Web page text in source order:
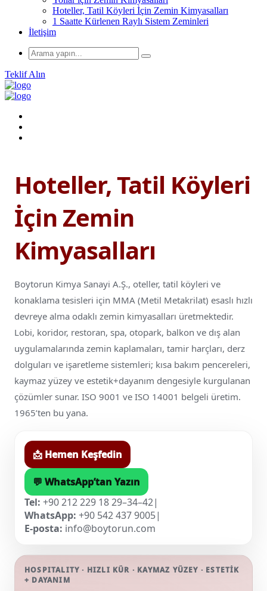
Hoteller, Tatil Köyleri İçin Zemin Kimyasalları
1 Saatte Kürlenen Raylı Sistem Zeminleri
İletişim
Teklif Alın
Hoteller, Tatil Köyleri
İçin Zemin
Kimyasalları
Boytorun Kimya Sanayi A.Ş., oteller, tatil köyleri ve
konaklama tesisleri için MMA (Metil Metakrilat) esaslı hızlı
devreye alma odaklı zemin kimyasalları üretmektedir.
Lobi, koridor, restoran, spa, otopark, balkon ve dış alan
uygulamalarında zemin kaplamaları, tamir harçları, derz
dolguları ve işaretleme sistemleri; kısa bakım pencereleri,
kaymaz yüzey ve estetik+dayanım dengesiyle kurgulanan
çözümler sunar. ISO 9001 ve ISO 14001 belgeli üretim.
1965’ten bu yana.
📩 Hemen Keşfedin
💬 WhatsApp’tan Yazın
Tel: +90 212 229 18 29–34–42|
WhatsApp: +90 542 437 9005|
E-posta: info@boytorun.com
HOSPITALITY · HIZLI KÜR · KAYMAZ YÜZEY · ESTETİK
+ DAYANIM